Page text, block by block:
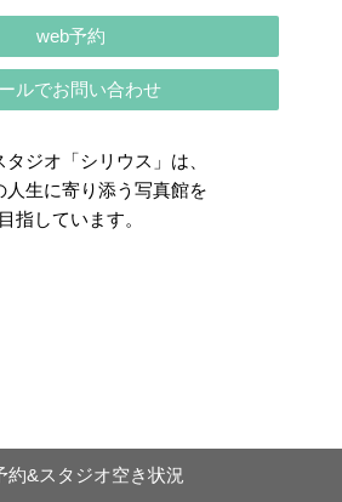
約&スタジオ空き状況
web予約
ルでお問い合わせ
タジオ「シリウス」は、
人生に寄り添う写真館を
目指しています。